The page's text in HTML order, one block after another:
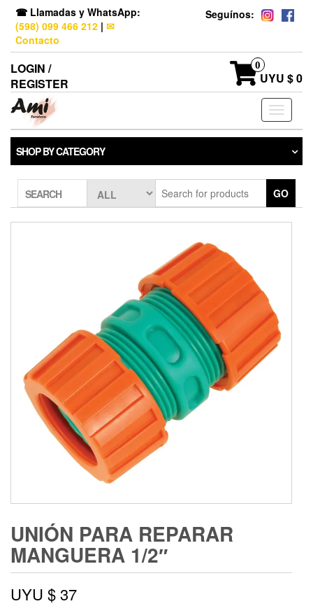
☎ Llamadas y WhatsApp:
(598) 099 466 212 | ✉
Contacto
Seguínos:
LOGIN /
REGISTER
0
UYU $ 0
Toggle
SHOP BY CATEGORY
SEARCH GO
UNIÓN PARA REPARAR
MANGUERA 1/2″
UYU $37